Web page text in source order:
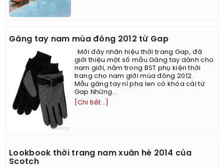
Găng tay nam mùa đông 2012 từ Gap
Mới đây nhãn hiệu thời trang Gap, đã
giới thiệu một số mẫu Găng tay dành cho
nam giới, nằm trong BST phụ kiện thời
trang cho nam giới mùa đông 2012.
Mẫu găng tay nỉ pha len có khóa cài từ
Gap Những...
[Chi tiết...]
Lookbook thời trang nam xuân hè 2014 của
Scotch